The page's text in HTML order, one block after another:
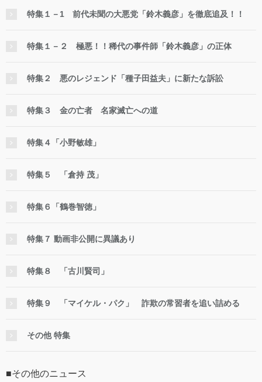
特集１－1 前代未聞の大悪党「鈴木義彦」を徹底追及！！
特集１－２ 極悪！！稀代の事件師「鈴木義彦」の正体
特集２ 悪のレジェンド「種子田益夫」に新たな訴訟
特集３ 金の亡者 名家滅亡への道
特集４「小野敏雄」
特集５ 「倉持 茂」
特集６「鶴巻智徳」
特集７ 動画非公開に異議あり
特集８ 「古川賢司」
特集９ 「マイケル・パク」 詐欺の常習者を追い詰める
その他 特集
■その他のニュース